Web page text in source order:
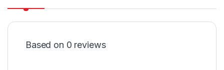
Based on 0 reviews